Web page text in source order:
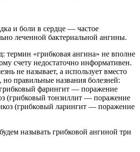
и боли в сердце — частое
леченной бактериальной ангины.
термин «грибковая ангина» не вполне
счету недостаточно информативен.
не называет, а использует вместо
правильные названия болезней:
фарингит — поражение
(грибковый тонзиллит — поражение
(грибковый ларингит — поражение
называть грибковой ангиной три